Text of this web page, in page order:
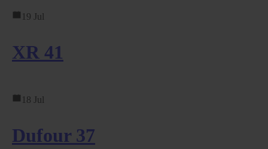
19 Jul
XR 41
18 Jul
Dufour 37